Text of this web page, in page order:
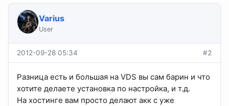
Varius
User
2012-09-28 05:34 #2
Разница есть и большая на VDS вы сам барин и что
хотите делаете установка по настройка, и т.д.
На хостинге вам просто делают акк с уже